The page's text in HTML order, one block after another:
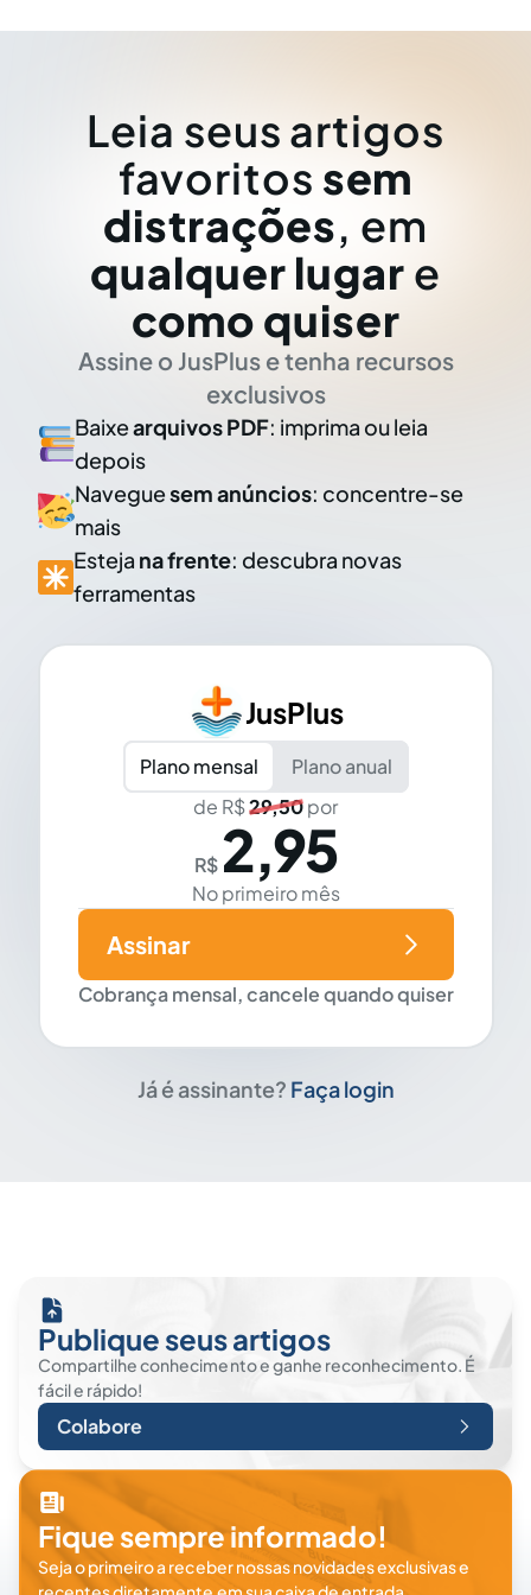
Leia seus artigos
favoritos sem
distrações, em
qualquer lugar e
como quiser
Assine o JusPlus e tenha recursos
exclusivos
Baixearquivos PDF: imprima ou leia
depois
Naveguesem anúncios: concentre-se
mais
Esteja na frente: descubra novas
ferramentas
JusPlus
Plano mensal
Plano anual
de R$29,50por
R$ 2,95
No primeiro mês
Cobrança mensal, cancele quando quiser
Assinar
Já é assinante? Faça login
Publique seus artigos
Compartilhe conhecimento e ganhe reconhecimento. É
fácil e rápido!
Colabore
Fique sempre informado!
Seja o primeiro a receber nossas novidades exclusivas e